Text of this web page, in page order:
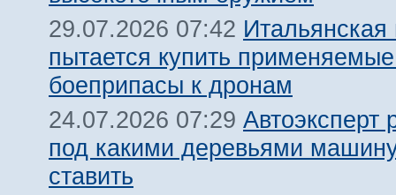
29.07.2026 07:42
пытается купить
боеприпасы к дронам
24.07.2026 07:29 Автоэксперт
под какими деревьями
ставить